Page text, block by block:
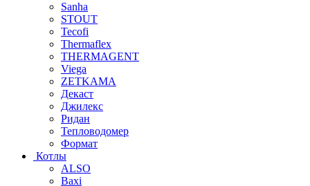
Sanha
STOUT
Tecofi
Thermaflex
THERMAGENT
Viega
ZETKAMA
Декаст
Джилекс
Ридан
Тепловодомер
Формат
Котлы
ALSO
Baxi